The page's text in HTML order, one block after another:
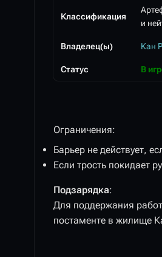
Классификация
и
Владелец(ы) Кан
Статус В
Ограничения:
Барьер не действует,
Если трость покидает
Подзарядка: ‎
Для поддержания
постаменте в жилище